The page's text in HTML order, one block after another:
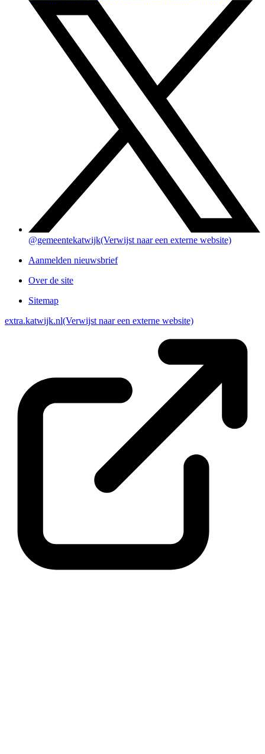
@gemeentekatwijk(Verwijst naar een externe website)
Aanmelden nieuwsbrief
Over de site
Sitemap
extra.katwijk.nl(Verwijst naar een externe website)